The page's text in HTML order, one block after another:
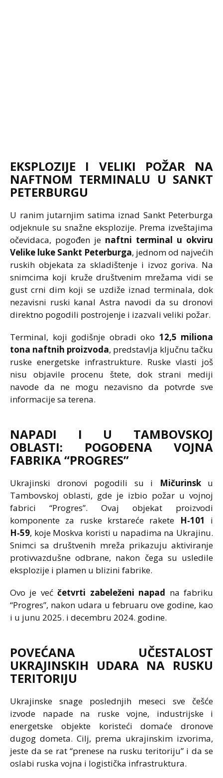
EKSPLOZIJE I VELIKI POŽAR NA
NAFTNOM TERMINALU U SANKT
PETERBURGU
U ranim jutarnjim satima iznad Sankt Peterburga
odjeknule su snažne eksplozije. Prema izveštajima
očevidaca, pogođen je naftni terminal u okviru
Velike luke Sankt Peterburga, jednom od najvećih
ruskih objekata za skladištenje i izvoz goriva. Na
snimcima koji kruže društvenim mrežama vidi se
gust crni dim koji se uzdiže iznad terminala, dok
nezavisni ruski kanal Astra navodi da su dronovi
direktno pogodili postrojenje i izazvali veliki požar.
Terminal, koji godišnje obradi oko 12,5 miliona
tona naftnih proizvoda, predstavlja ključnu tačku
ruske energetske infrastrukture. Ruske vlasti još
nisu objavile procenu štete, dok strani mediji
navode da ne mogu nezavisno da potvrde sve
informacije sa terena.
NAPADI I U TAMBOVSKOJ
OBLASTI: POGOĐENA VOJNA
FABRIKA “PROGRES”
Ukrajinski dronovi pogodili su i Mičurinsku
Tambovskoj oblasti, gde je izbio požar u vojnoj
fabrici “Progres”. Ovaj objekat proizvodi
komponente za ruske krstareće rakete
H‑101
i
H‑59, koje Moskva koristi u napadima na Ukrajinu.
Snimci sa društvenih mreža prikazuju aktiviranje
protivvazdušne odbrane, nakon čega su usledile
eksplozije i plamen u blizini fabrike.
Ovo je većčetvrti zabeleženi napad na fabriku
“Progres”, nakon udara u februaru ove godine, kao
i u junu 2025. i decembru 2024. godine.
POVEĆANA UČESTALOST
UKRAJINSKIH UDARA NA RUSKU
TERITORIJU
Ukrajinske snage poslednjih meseci sve češće
izvode napade na ruske vojne, industrijske i
energetske objekte koristeći domaće dronove
dugog dometa. Cilj, prema ukrajinskim izvorima,
jeste da se rat “prenese na rusku teritoriju” i da se
oslabi ruska vojna i logistička infrastruktura.